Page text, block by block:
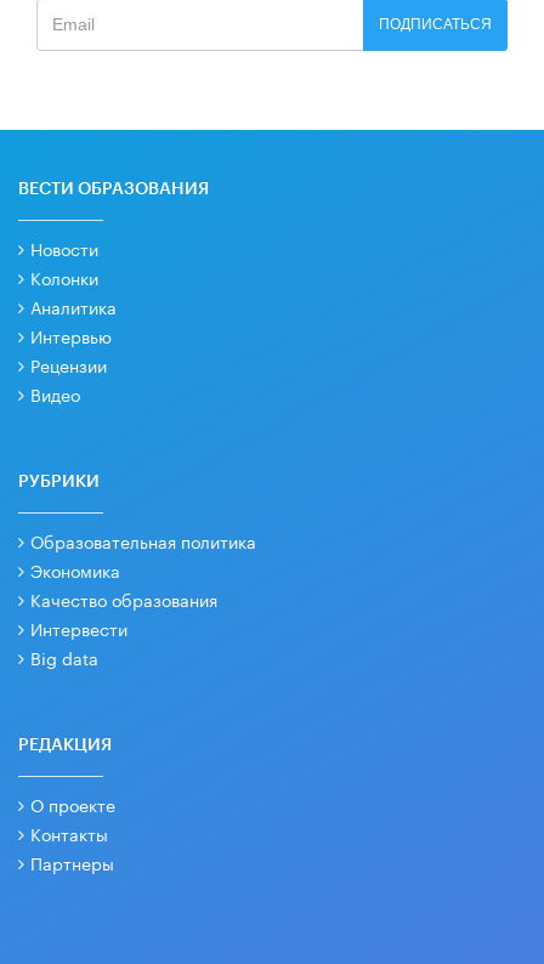
ПОДПИСАТЬСЯ
ВЕСТИ ОБРАЗОВАНИЯ
Новости
Колонки
Аналитика
Интервью
Рецензии
Видео
РУБРИКИ
Образовательная политика
Экономика
Качество образования
Интервести
Big data
РЕДАКЦИЯ
О проекте
Контакты
Партнеры